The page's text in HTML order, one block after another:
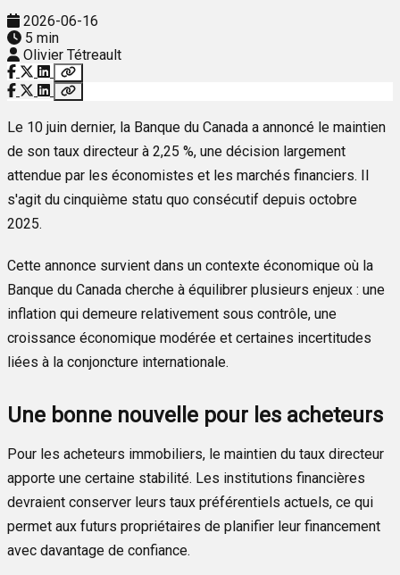
2026-06-16
5 min
Olivier Tétreault
Le 10 juin dernier, la Banque du Canada a annoncé le maintien
de son taux directeur à 2,25 %, une décision largement
attendue par les économistes et les marchés financiers. Il
s'agit du cinquième statu quo consécutif depuis octobre
2025.
Cette annonce survient dans un contexte économique où la
Banque du Canada cherche à équilibrer plusieurs enjeux : une
inflation qui demeure relativement sous contrôle, une
croissance économique modérée et certaines incertitudes
liées à la conjoncture internationale.
Une bonne nouvelle pour les acheteurs
Pour les acheteurs immobiliers, le maintien du taux directeur
apporte une certaine stabilité. Les institutions financières
devraient conserver leurs taux préférentiels actuels, ce qui
permet aux futurs propriétaires de planifier leur financement
avec davantage de confiance.